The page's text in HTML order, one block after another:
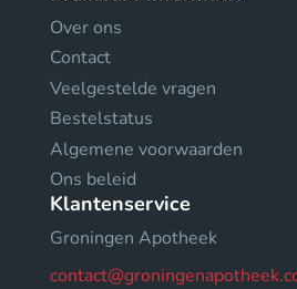
Over ons
Contact
Veelgestelde vragen
Bestelstatus
Algemene voorwaarden
Ons beleid
Klantenservice
Groningen Apotheek